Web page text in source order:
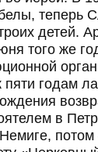
теперь
детей.
того же
пяти годам
в